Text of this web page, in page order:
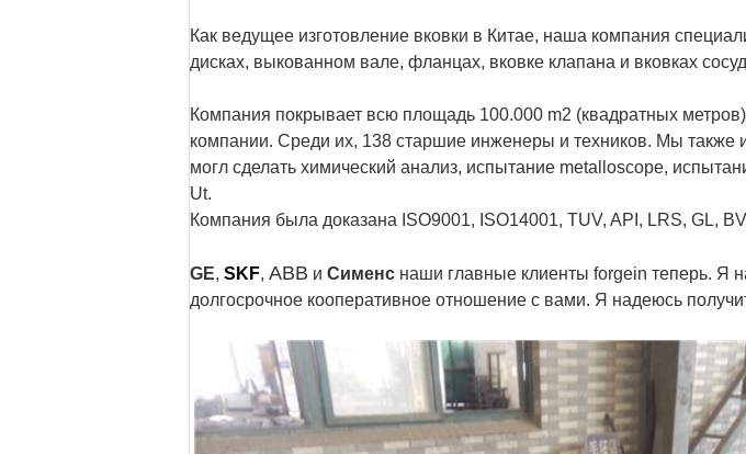
Как ведущее изготовление вковки в Китае, наша компания
дисках, выкованном вале, фланцах, вковке клапана и вковках
Компания покрывает всю площадь 100.000 m2 (квадратных
компании. Среди их, 138 старшие инженеры и техников. Мы
могл сделать химический анализ, испытание metalloscope,
Ut.
Компания была доказана ISO9001, ISO14001, TUV, API, LRS, GL,
GE, SKF, ABB и Сименс наши главные клиенты forgein теперь. Я
долгосрочное кооперативное отношение с вами. Я надеюсь